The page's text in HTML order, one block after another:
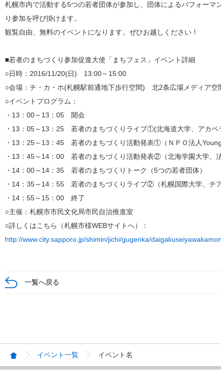
札幌市内で活動する5つの若者団体が参加し、団体によるパフォー
り参加を呼び掛けます。
観覧自由、無料のイベントになります。ぜひお越しください！
■若者のまちづくり参加促進大使「まちフェス」イベント詳細
○日時：2016/11/20(日) 13:00～15:00
○会場：チ・カ・ホ(札幌駅前通地下歩行空間) 北2条広場メディア空
○イベントプログラム：
・13：00～13：05 開会
・13：05～13：25 若者のまちづくりライブ①(北海道大学、アカペ
・13：25～13：45 若者のまちづくり活動発表①（ＮＰＯ法人
・13：45～14：00 若者のまちづくり活動発表②（北海学園大学、
・14：00～14：35 若者のまちづくりトーク（5つの若者団体）
・14：35～14：55 若者のまちづくりライブ②（札幌国際大学、チ
・14：55～15：00 終了
○主催：札幌市市民文化局市民自治推進室
○詳しくはこちら（札幌市様WEBサイトへ）：
http://www.city.sapporo.jp/shimin/jichi/gugenka/
一覧へ戻る
イベント一覧 イベント名